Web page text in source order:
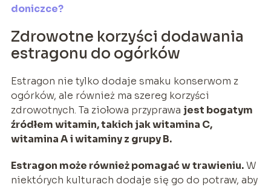
doniczce?
Zdrowotne korzyści dodawania
estragonu do ogórków
Estragon nie tylko dodaje smaku konserwom z
ogórków, ale również ma szereg korzyści
zdrowotnych. Ta ziołowa przyprawa jest bogatym
źródłem witamin, takich jak witamina C,
witamina A i witaminy z grupy B.
Estragon może również pomagać w trawieniu.W
niektórych kulturach dodaje się go do potraw, aby